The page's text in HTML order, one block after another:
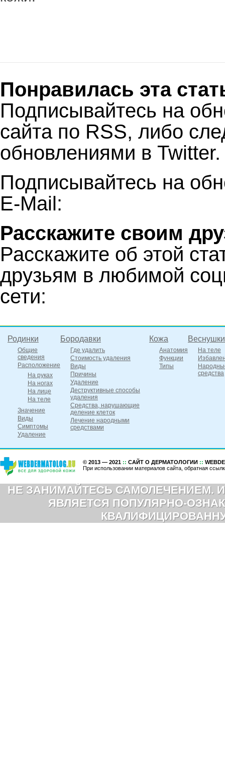
Понравилась эта
Подписывайтесь на
сайта по RSS, либо
обновлениями в Twitter.
Подписывайтесь на
E-Mail:
Расскажите своим
Расскажите об этой
друзьям в любимой
сети:
Родинки
Общие
сведения
Расположение
На руках
На ногах
На лице
На теле
Значение
Виды
Симптомы
Удаление
Бородавки
Где удалить
Стоимость удаления
Виды
Причины
Удаление
Деструктивные способы
удаления
Средства, нарушающие
деление клеток
Лечение народными
средствами
Кожа
Анатомия
Функции
Типы
Веснушки
На теле
средства
© 2013 — 2021 :: САЙТ О ДЕРМАТОЛОГИИ ::
При использовании материалов сайта, обратная
НЕ ЗАНИМАЙТЕСЬ САМОЛЕЧЕНИЕМ.
ЯВЛЯЕТСЯ ПОПУЛЯРНО-